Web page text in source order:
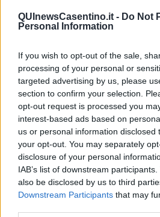
QUInewsCasentino.it - Do Not
Personal Information
If you wish to opt-out of the sale,
processing of your personal or
targeted advertising by us, please
section to confirm your selection.
opt-out request is processed you
interest-based ads based on
us or personal information disclosed
your opt-out. You may separately
disclosure of your personal
IAB’s list of downstream
also be disclosed by us to third
Downstream Participants that may
Protezione civile
Walter
Il muro di Baj
Biografia emotiva
La tempesta e altro
Umani
I bolidi
Parole
Amarezza
Colpa & merito
Vento
​LA PANCHINA ROSSA Requiem per
Ospedali del cuore
Coraçào
Charlie
Il telefono del vento